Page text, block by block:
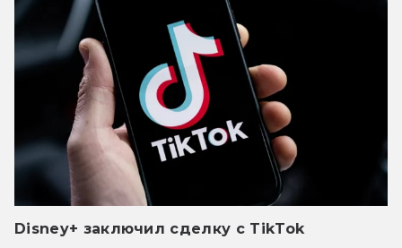
Disney+ заключил сделку с TikTok